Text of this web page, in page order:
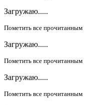
Загружаю.....
Пометить все прочитанным
Загружаю.....
Пометить все прочитанным
Загружаю.....
Пометить все прочитанным